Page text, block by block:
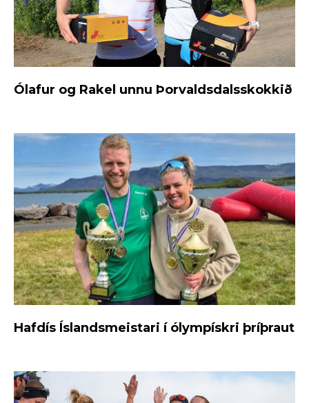
Ólafur og Rakel unnu Þorvaldsdalsskokkið
Hafdís Íslandsmeistari í ólympískri þríþraut